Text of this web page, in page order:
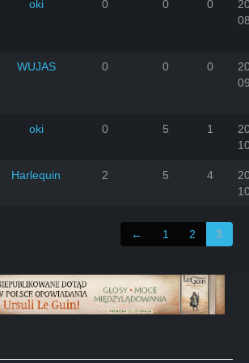
oki 0 0 0
WUJAS 0 0 0
oki 0 5 1
Harlequin 2 5 4
← 1 2 3